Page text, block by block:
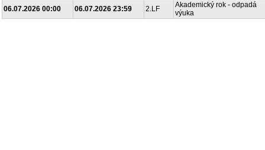
06.07.2026 00:00
06.07.2026 23:59 2.LF
Akademický rok - odpadá
výuka